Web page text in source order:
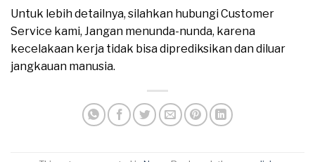
Untuk lebih detailnya, silahkan hubungi Customer
Service kami, Jangan menunda-nunda, karena
kecelakaan kerja tidak bisa diprediksikan dan diluar
jangkauan manusia.